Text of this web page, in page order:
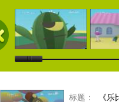
标题：
《